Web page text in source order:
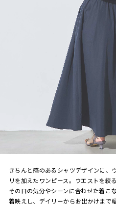
きちんと感のあるシャツデザインに、
リを加えたワンピース。ウエストを絞
その日の気分やシーンに合わせた着こ
着映えし、デイリーからお出かけまで